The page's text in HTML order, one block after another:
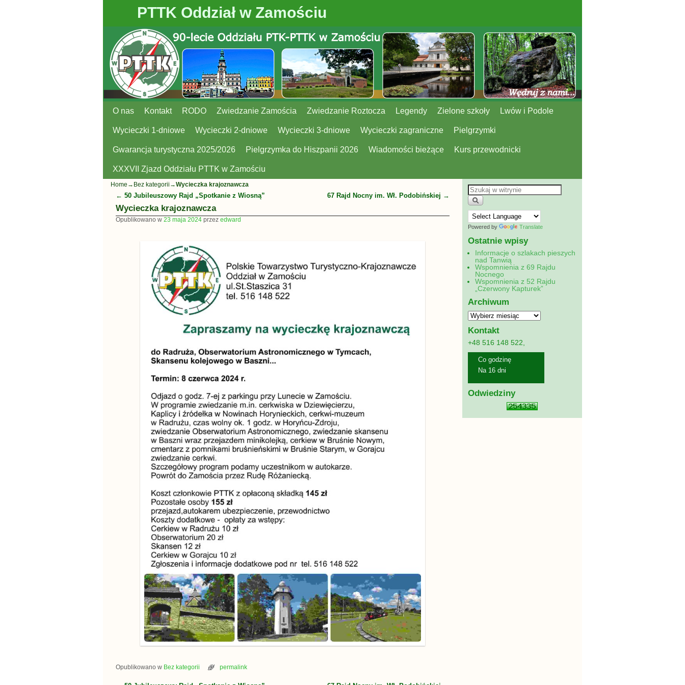
PTTK Oddział w Zamościu
Przejdź do głównej treści
Przejdź do
O nas Kontakt RODO Zwiedzanie Zamościa Zwiedzanie Roztocza Legendy Zielone szkoły Lwów i Podole
Wycieczki 1-dniowe Wycieczki 2-dniowe Wycieczki 3-dniowe Wycieczki zagraniczne Pielgrzymki
Gwarancja turystyczna 2025/2026 Pielgrzymka do Hiszpanii 2026 Wiadomości bieżące Kurs przewodnicki
XXXVII Zjazd Oddziału PTTK w Zamościu
Home → Bez kategorii →Wycieczka krajoznawcza
Nawigacja
← 50 Jubileuszowy Rajd „Spotkanie z Wiosną” 67 Rajd Nocny im. Wł. Podobińskiej →
Wycieczka krajoznawcza
Opublikowano w 23 maja 2024 przez edward
Opublikowano w Bez kategorii permalink
Powered by Translate
Ostatnie wpisy
Informacje o szlakach pieszych
nad Tanwią
Wspomnienia z 69 Rajdu
Nocnego
Wspomnienia z 52 Rajdu
„Czerwony Kapturek”
Archiwum
Kontakt
+48 516 148 522,
Co godzinę
Na 16 dni
Odwiedziny